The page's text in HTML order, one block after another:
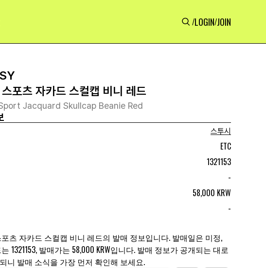
/LOGIN/JOIN
포츠 자카드 스컬캡 비니 레드
Jacquard Skullcap Beanie Red
스투시
ETC
1321153
-
58,000 KRW
-
츠 자카드 스컬캡 비니 레드의 발매 정보입니다. 발매일은 미정,
1321153, 발매가는 58,000 KRW입니다. 발매 정보가 공개되는 대로
니 발매 소식을 가장 먼저 확인해 보세요.